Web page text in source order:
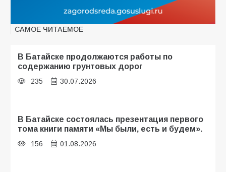
САМОЕ ЧИТАЕМОЕ
В Батайске продолжаются работы по
содержанию грунтовых дорог
235 30.07.2026
В Батайске состоялась презентация первого
тома книги памяти «Мы были, есть и будем».
156 01.08.2026